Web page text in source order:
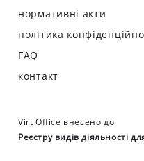
нормативні акти
політика
FAQ
контакт
Virt Office внесено до
Реєстру видів діяльності